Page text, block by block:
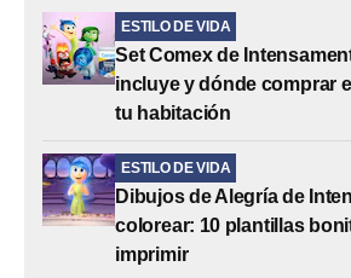
ESTILO DE VIDA
Set Comex de
incluye y dónde comprar
tu habitación
ESTILO DE VIDA
Dibujos de Alegría de
colorear: 10 plantillas
imprimir